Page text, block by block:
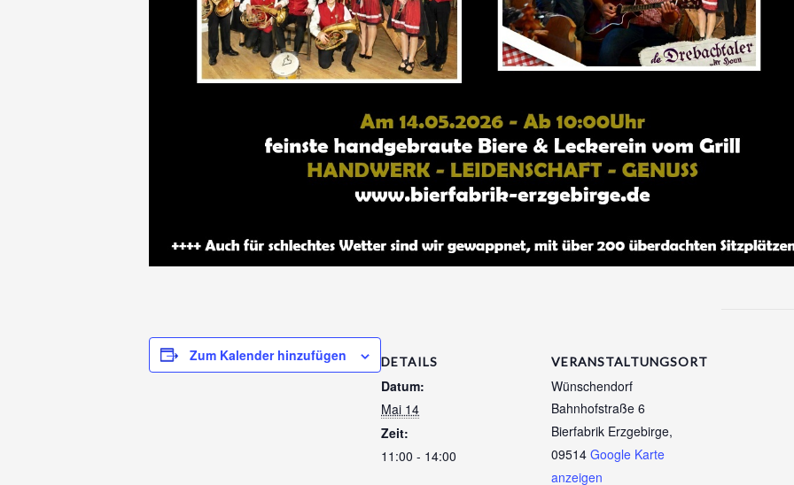
Zum Kalender hinzufügen DETAILS
Datum:
Mai 14
Zeit:
11:00 - 14:00
VERANSTALTUNGSORT
Wünschendorf
Bahnhofstraße 6
Bierfabrik Erzgebirge,
09514 Google Karte
anzeigen